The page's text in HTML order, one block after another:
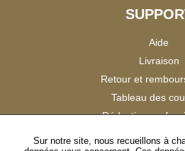
Aide
Livraison
Retour et
Tableau des
Réduction
Sur notre site, nous recueillons à